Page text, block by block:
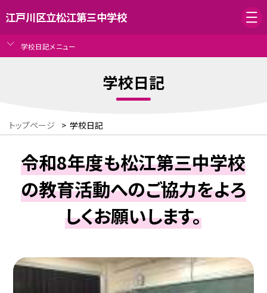
江戸川区立松江第三中学校
学校日記メニュー
学校日記
トップページ > 学校日記
令和8年度も松江第三中学校
の教育活動へのご協力をよろ
しくお願いします。